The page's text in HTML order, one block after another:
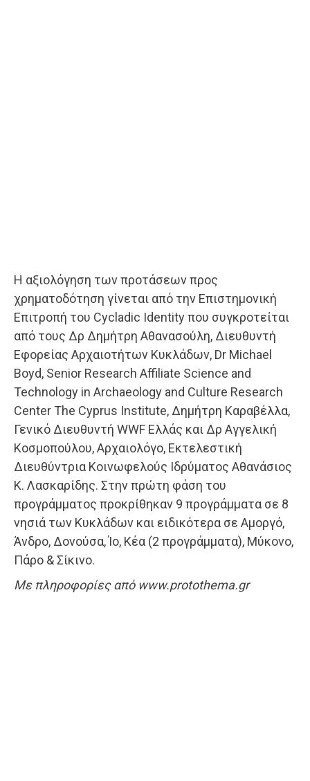
Η αξιολόγηση των προτάσεων προς
χρηματοδότηση γίνεται από την Επιστημονική
Επιτροπή του Cycladic Identity που συγκροτείται
από τους Δρ Δημήτρη Αθανασούλη, Διευθυντή
Εφορείας Αρχαιοτήτων Κυκλάδων, Dr Michael
Boyd, Senior Research Affiliate Science and
Technology in Archaeology and Culture Research
Center The Cyprus Institute, Δημήτρη Καραβέλλα,
Γενικό Διευθυντή WWF Ελλάς και Δρ Αγγελική
Κοσμοπούλου, Αρχαιολόγο, Εκτελεστική
Διευθύντρια Κοινωφελούς Ιδρύματος Αθανάσιος
Κ. Λασκαρίδης. Στην πρώτη φάση του
προγράμματος προκρίθηκαν 9 πρoγράμματα σε 8
νησιά των Κυκλάδων και ειδικότερα σε Αμοργό,
Άνδρο, Δονούσα, Ίο, Κέα (2 προγράμματα), Μύκονο,
Πάρο & Σίκινο.
Με πληροφορίες από www.protothema.gr